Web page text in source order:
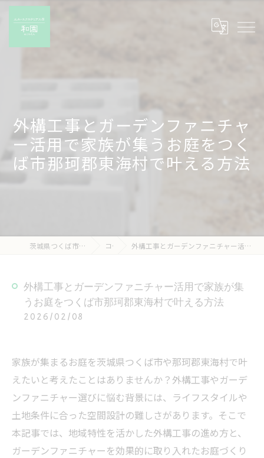
外構工事とガーデンファニチャ
ー活用で家族が集うお庭をつく
ば市那珂郡東海村で叶える方法
茨城県つくば市の外構工事なら有限会社和園 コラム 外構工事とガーデンファニチャー活用で家族が集うお庭をつくば市那珂郡東海村で叶える方法
外構工事とガーデンファニチャー活用で家族が集
うお庭をつくば市那珂郡東海村で叶える方法
2026/02/08
家族が集まるお庭を茨城県つくば市や那珂郡東海村で叶
えたいと考えたことはありませんか？外構工事やガーデ
ンファニチャー選びに悩む背景には、ライフスタイルや
土地条件に合った空間設計の難しさがあります。そこで
本記事では、地域特性を活かした外構工事の進め方と、
ガーデンファニチャーを効果的に取り入れたお庭づくり